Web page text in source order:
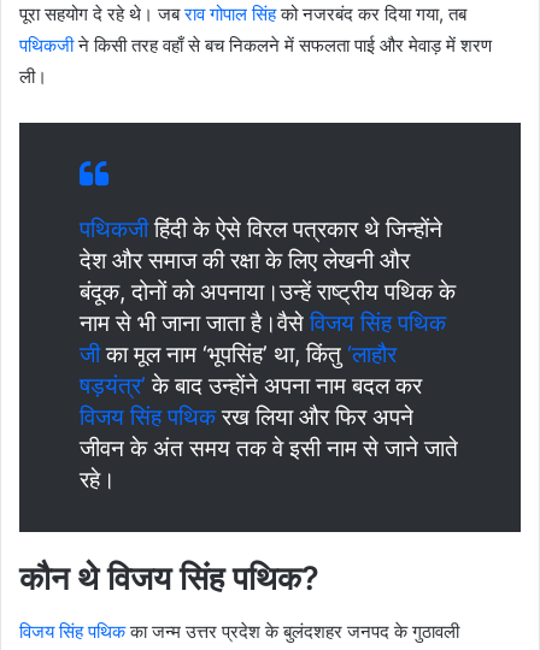
पूरा सहयोग दे रहे थे। जबराव गोपाल सिंहको नजरबंद कर दिया गया, तब
पथिकजीने किसी तरह वहाँ से बच निकलने में सफलता पाई और मेवाड़ में शरण
ली।
पथिकजीहिंदी के ऐसे विरल पत्रकार थे जिन्होंने
देश और समाज की रक्षा के लिए लेखनी और
बंदूक, दोनों को अपनाया।उन्हें राष्ट्रीय पथिकके
नाम से भी जाना जाता है।वैसेविजय सिंह पथिक
जीका मूल नाम ‘भूपसिंह’ था, किंतु ‘लाहौर
षड़यंत्र’ के बाद उन्होंने अपना नाम बदल कर
विजय सिंह पथिकरख लिया और फिर अपने
जीवन के अंत समय तक वे इसी नाम से जाने जाते
रहे।
कौन थे विजय सिंह पथिक?
विजय सिंह पथिकका जन्म उत्तर प्रदेश के बुलंदशहर जनपद के गुठावली